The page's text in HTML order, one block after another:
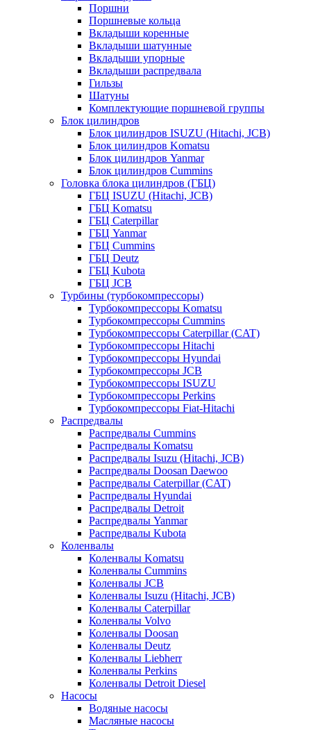
Поршни
Поршневые кольца
Вкладыши коренные
Вкладыши шатунные
Вкладыши упорные
Вкладыши распредвала
Гильзы
Шатуны
Комплектующие поршневой группы
Блок цилиндров
Блок цилиндров ISUZU (Hitachi, JCB)
Блок цилиндров Komatsu
Блок цилиндров Yanmar
Блок цилиндров Cummins
Головка блока цилиндров (ГБЦ)
ГБЦ ISUZU (Hitachi, JCB)
ГБЦ Komatsu
ГБЦ Caterpillar
ГБЦ Yanmar
ГБЦ Cummins
ГБЦ Deutz
ГБЦ Kubota
ГБЦ JCB
Турбины (турбокомпрессоры)
Турбокомпрессоры Komatsu
Турбокомпрессоры Cummins
Турбокомпрессоры Caterpillar (CAT)
Турбокомпрессоры Hitachi
Турбокомпрессоры Hyundai
Турбокомпрессоры JCB
Турбокомпрессоры ISUZU
Турбокомпрессоры Perkins
Турбокомпрессоры Fiat-Hitachi
Распредвалы
Распредвалы Cummins
Распредвалы Komatsu
Распредвалы Isuzu (Hitachi, JCB)
Распредвалы Doosan Daewoo
Распредвалы Caterpillar (CAT)
Распредвалы Hyundai
Распредвалы Detroit
Распредвалы Yanmar
Распредвалы Kubota
Коленвалы
Коленвалы Komatsu
Коленвалы Cummins
Коленвалы JCB
Коленвалы Isuzu (Hitachi, JCB)
Коленвалы Caterpillar
Коленвалы Volvo
Коленвалы Doosan
Коленвалы Deutz
Коленвалы Liebherr
Коленвалы Perkins
Коленвалы Detroit Diesel
Насосы
Водяные насосы
Масляные насосы